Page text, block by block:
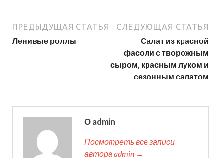
ПРЕДЫДУЩАЯ СТАТЬЯ
Ленивые роллы
СЛЕДУЮЩАЯ СТАТЬЯ
Салат из красной
фасоли с творожным
сыром, красным луком и
сезонным салатом
О admin
Посмотреть все записи
автора admin →